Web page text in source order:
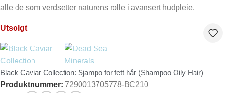
alle de som verdsetter naturens rolle i avansert hudpleie.
Utsolgt
Black Caviar Collection: Sjampo for fett hår (Shampoo Oily Hair)
Produktnummer:7290013705778-BC210